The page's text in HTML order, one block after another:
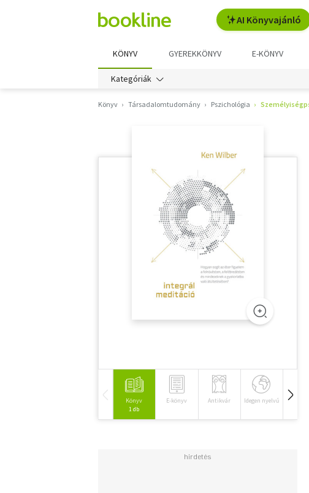
AI Könyvajánló
KÖNYV GYEREKKÖNYV E-KÖNYV
Kategóriák
Könyv Társadalomtudomány Pszichológia
Könyv
1 db
E-könyv Antikvár Idegen nyelvű